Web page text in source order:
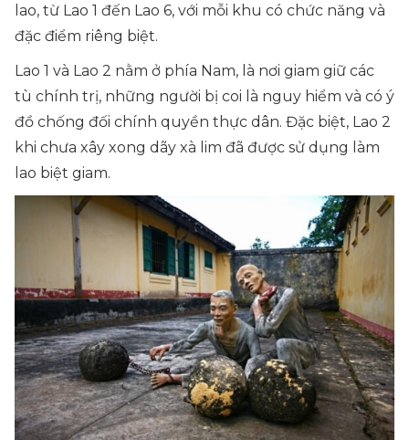
lao, từ Lao 1 đến Lao 6, với mỗi khu có chức năng và
đặc điểm riêng biệt.
Lao 1 và Lao 2 nằm ở phía Nam, là nơi giam giữ các
tù chính trị, những người bị coi là nguy hiểm và có ý
đồ chống đối chính quyền thực dân. Đặc biệt, Lao 2
khi chưa xây xong dãy xà lim đã được sử dụng làm
lao biệt giam.